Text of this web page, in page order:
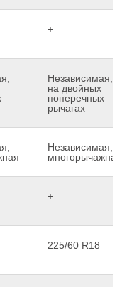
+
Независимая,
на двойных
поперечных
рычагах
Независимая,
многорычажная
+
225/60 R18